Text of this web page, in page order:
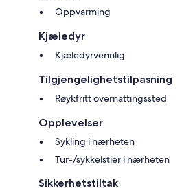
Oppvarming
Kjæledyr
Kjæledyrvennlig
Tilgjengelighetstilpasning
Røykfritt overnattingssted
Opplevelser
Sykling i nærheten
Tur-/sykkelstier i nærheten
Sikkerhetstiltak